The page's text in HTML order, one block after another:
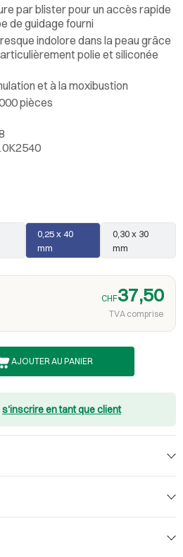
par blister pour un accès rapide
de guidage fourni
indolore dans la peau grâce
polie et siliconée
et à la moxibustion
pièces
0,25 x 40
mm
0,30 x 30
mm
CHF37,50
TVA comprise
AJOUTER AU PANIER
s'inscrire en tant que client